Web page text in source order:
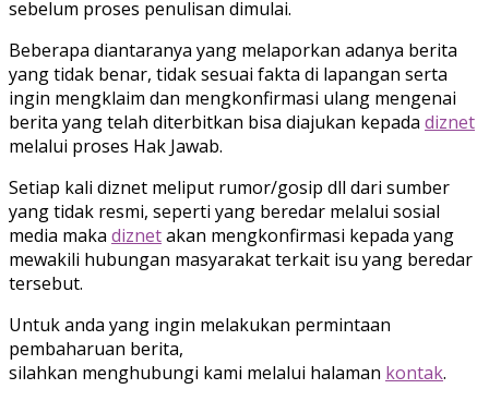
sebelum proses penulisan dimulai.
Beberapa diantaranya yang melaporkan adanya berita
yang tidak benar, tidak sesuai fakta di lapangan serta
ingin mengklaim dan mengkonfirmasi ulang mengenai
berita yang telah diterbitkan bisa diajukan kepada diznet
melalui proses Hak Jawab.
Setiap kali diznet meliput rumor/gosip dll dari sumber
yang tidak resmi, seperti yang beredar melalui sosial
media maka diznetakan mengkonfirmasi kepada yang
mewakili hubungan masyarakat terkait isu yang beredar
tersebut.
Untuk anda yang ingin melakukan permintaan
pembaharuan berita,
silahkan menghubungi kami melalui halaman kontak.